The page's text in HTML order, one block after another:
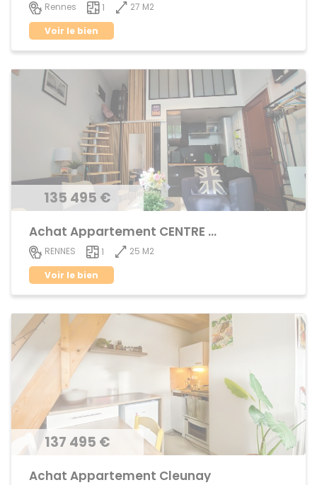
Rennes 1
27 M2
Voir le bien
135 495 €
Achat Appartement CENTRE VILLE
RENNES 1
25 M2
Voir le bien
137 495 €
Achat Appartement Cleunay